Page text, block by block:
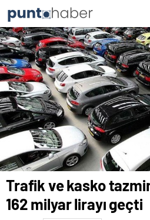
Trafik ve kasko
162 milyar lirayı geçti